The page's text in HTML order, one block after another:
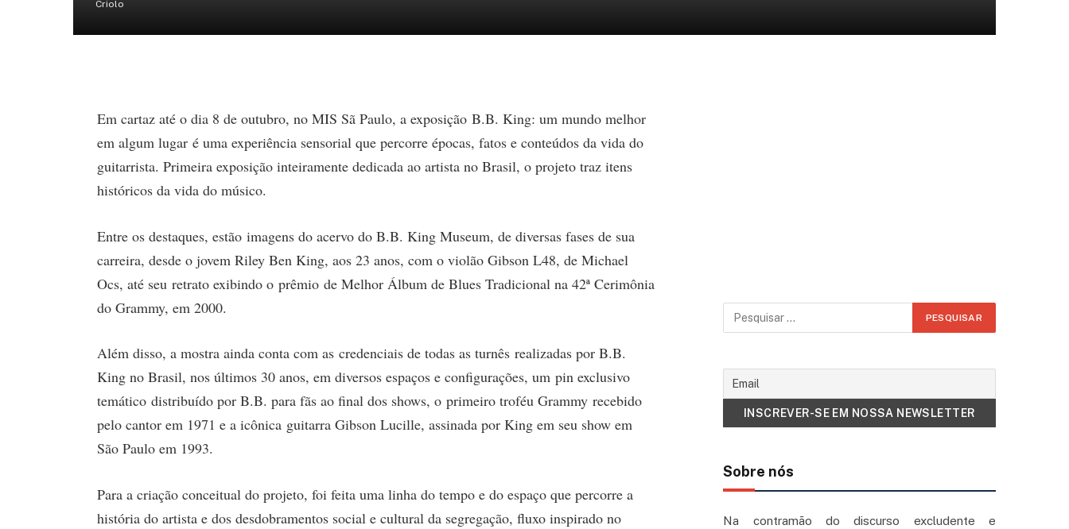
Em cartaz até o dia 8 de outubro, no MIS Sã Paulo, a exposição B.B. King: um mundo melhor
em algum lugar é uma experiência sensorial que percorre épocas, fatos e conteúdos da vida do
guitarrista. Primeira exposição inteiramente dedicada ao artista no Brasil, o projeto traz itens
históricos da vida do músico.
Entre os destaques, estão imagens do acervo do B.B. King Museum, de diversas fases de sua
carreira, desde o jovem Riley Ben King, aos 23 anos, com o violão Gibson L48, de Michael
Ocs, até seu retrato exibindo o prêmio de Melhor Álbum de Blues Tradicional na 42ª Cerimônia
do Grammy, em 2000.
Além disso, a mostra ainda conta com as credenciais de todas as turnês realizadas por B.B.
King no Brasil, nos últimos 30 anos, em diversos espaços e configurações, um pin exclusivo
temático distribuído por B.B. para fãs ao final dos shows, o primeiro troféu Grammy recebido
pelo cantor em 1971 e a icônica guitarra Gibson Lucille, assinada por King em seu show em
São Paulo em 1993.
Para a criação conceitual do projeto, foi feita uma linha do tempo e do espaço que percorre a
história do artista e dos desdobramentos social e cultural da segregação, fluxo inspirado no
Sobre nós
Na contramão do discurso excludente e